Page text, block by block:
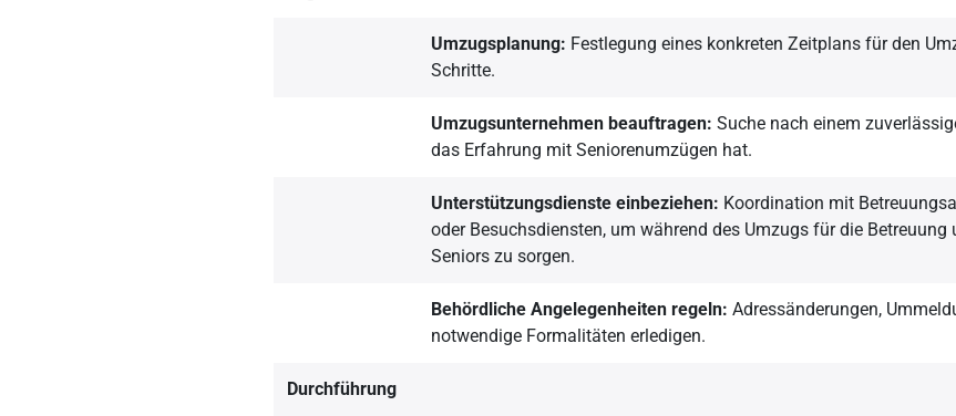
Umzugsplanung: Festlegung eines konkreten Zeitplans für den
Schritte.
Umzugsunternehmen beauftragen: Suche nach einem
das Erfahrung mit Seniorenumzügen hat.
Unterstützungsdienste einbeziehen: Koordination mit
oder Besuchsdiensten, um während des Umzugs für die Betreuung
Seniors zu sorgen.
Behördliche Angelegenheiten regeln: Adressänderungen,
notwendige Formalitäten erledigen.
Durchführung